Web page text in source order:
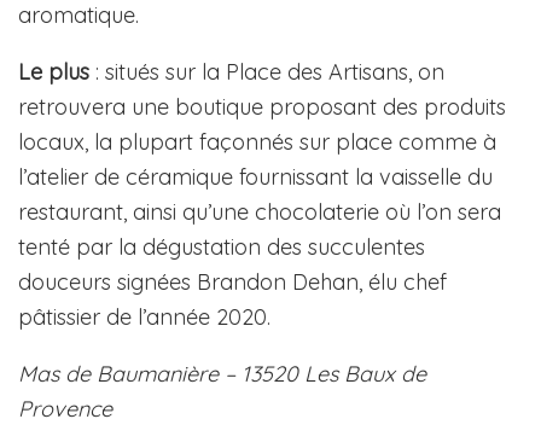
aromatique.
Le plus : situés sur la Place des Artisans, on
retrouvera une boutique proposant des produits
locaux, la plupart façonnés sur place comme à
l’atelier de céramique fournissant la vaisselle du
restaurant, ainsi qu’une chocolaterie où l’on sera
tenté par la dégustation des succulentes
douceurs signées Brandon Dehan, élu chef
pâtissier de l’année 2020.
Mas de Baumanière – 13520 Les Baux de
Provence